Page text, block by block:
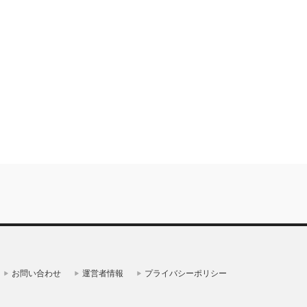
お問い合わせ 運営者情報 プライバシーポリシー